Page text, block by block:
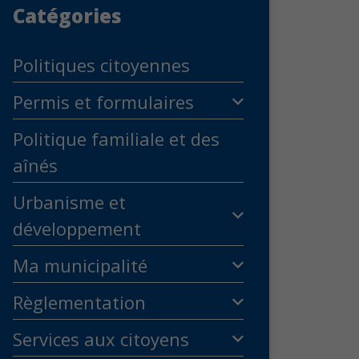
Catégories
Politiques citoyennes
Permis et formulaires
Politique familiale et des
aînés
Urbanisme et
développement
Ma municipalité
Règlementation
Services aux citoyens